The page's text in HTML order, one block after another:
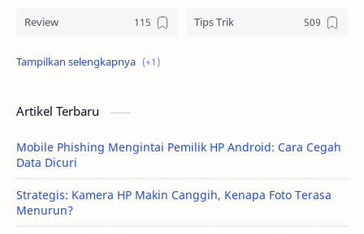
Review Tips Trik
Tutorial
Artikel Terbaru
Mobile Phishing Mengintai Pemilik HP Android: Cara Cegah
Data Dicuri
Strategis: Kamera HP Makin Canggih, Kenapa Foto Terasa
Menurun?